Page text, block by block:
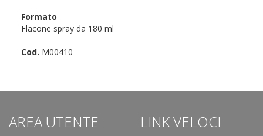
Formato
Flacone spray da 180 ml
Cod. M00410
AREA UTENTE LINK VELOCI